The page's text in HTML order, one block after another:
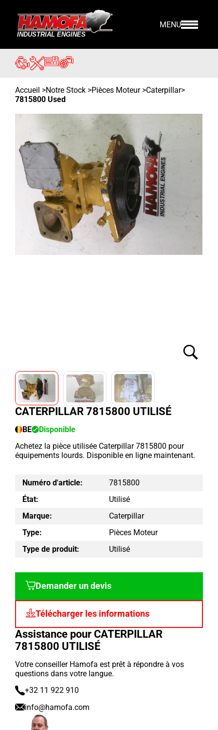
MENU
Accueil >Notre Stock >Pièces Moteur >Caterpillar>
7815800 Used
CATERPILLAR 7815800 UTILISÉ
BE
Disponible
Achetez la pièce utilisée Caterpillar 7815800 pour
équipements lourds. Disponible en ligne maintenant.
Numéro d'article:
7815800
État:
Utilisé
Marque:
Caterpillar
Type:
Pièces Moteur
Type de produit:
Utilisé
Demander un devis
Télécharger les informations
Assistance pour CATERPILLAR
7815800 UTILISÉ
Votre conseiller Hamofa est prêt à répondre à vos
questions dans votre langue.
+32 11 922 910
info@hamofa.com